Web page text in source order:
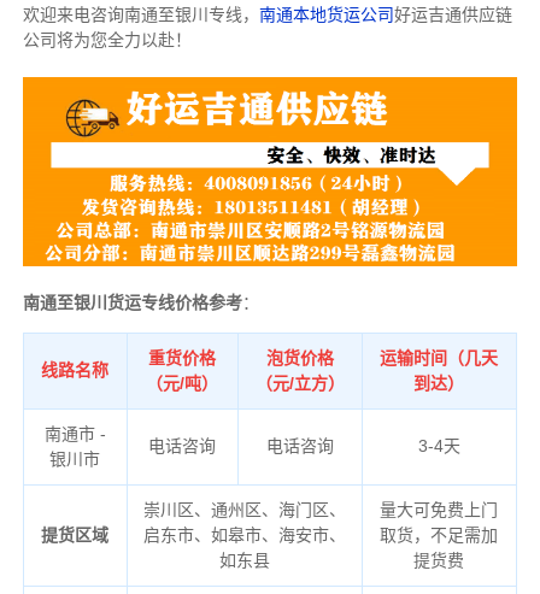
欢迎来电咨询南通至银川专线， 南通本地货运公司好运吉通供应链
公司将为您全力以赴！
南通至银川货运专线价格参考：
线路名称
重货价格
（元/吨）
泡货价格
（元/立方）
运输时间（几天
到达）
南通市 -
银川市
电话咨询 电话咨询 3-4天
提货区域
崇川区、通州区、海门区、
启东市、如皋市、海安市、
如东县
量大可免费上门
取货，不足需加
提货费